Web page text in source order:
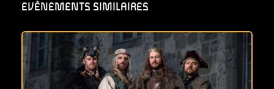
EVÈNEMENTS SIMILAIRES